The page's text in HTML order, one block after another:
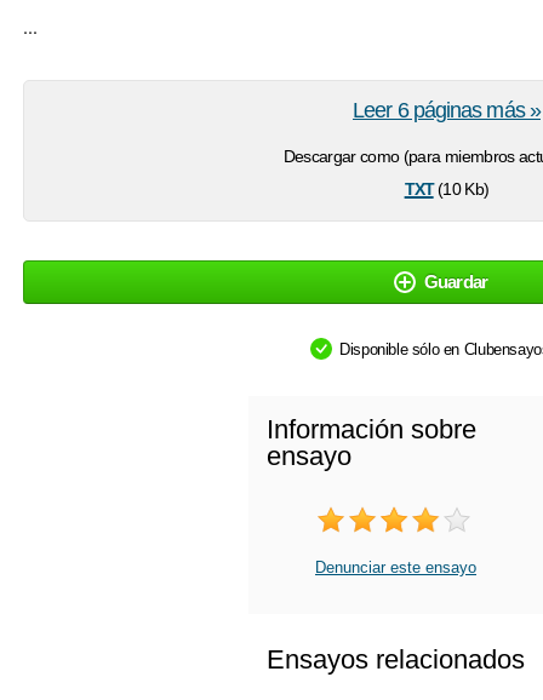
...
Descargar como (para miembros
txt(10 Kb)
Leer 6 páginas más »
Guardar
Disponible sólo en
Información sobre
ensayo
Denunciar este ensayo
Ensayos relacionados